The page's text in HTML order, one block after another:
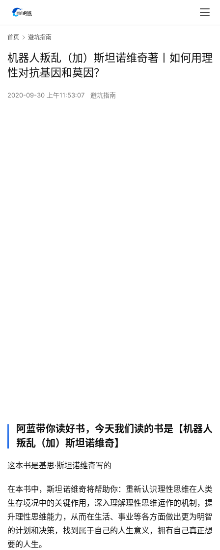
首页 避坑指南
机器人叛乱（加）斯坦诺维奇著丨如何用理
性对抗基因和莫因？
2020-09-30 上午11:53:07 避坑指南
阿蓝带你读好书，今天我们读的书是【机器人
叛乱（加）斯坦诺维奇】
这本书是基思·斯坦诺维奇写的
在本书中，斯坦诺维奇将帮助你：重新认识理性思维在人类
生存境况中的关键作用，深入理解理性思维运作的机制，提
升理性思维能力，从而在生活、事业等各方面做出更为明智
的计划和决策，找到属于自己的人生意义，拥有自己真正想
要的人生。